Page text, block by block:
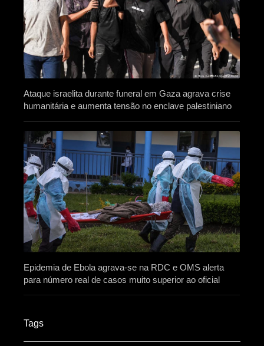
Ataque israelita durante funeral em Gaza agrava crise
humanitária e aumenta tensão no enclave palestiniano
Epidemia de Ebola agrava-se na RDC e OMS alerta
para número real de casos muito superior ao oficial
Tags